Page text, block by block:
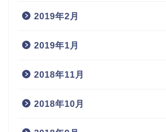
2019年2月
2019年1月
2018年11月
2018年10月